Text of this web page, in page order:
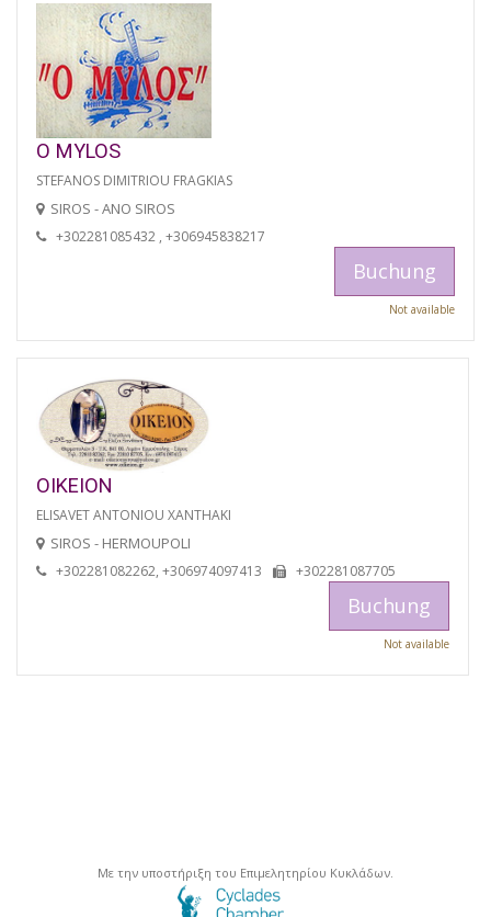
O MYLOS
STEFANOS DIMITRIOU FRAGKIAS
SIROS - ANO SIROS
+302281085432 , +306945838217
Buchung
Not available
OIKEION
ELISAVET ANTONIOU XANTHAKI
SIROS - HERMOUPOLI
+302281082262, +306974097413 +302281087705
Buchung
Not available
Με την υποστήριξη του Επιμελητηρίου Κυκλάδων.